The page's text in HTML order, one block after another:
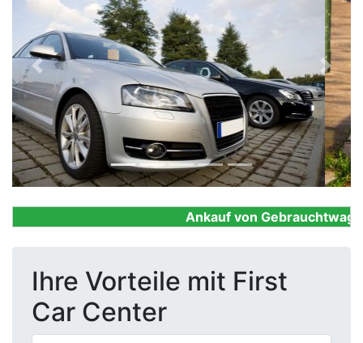
Previous Next
Ankauf von
Ihre Vorteile mit First
Car Center